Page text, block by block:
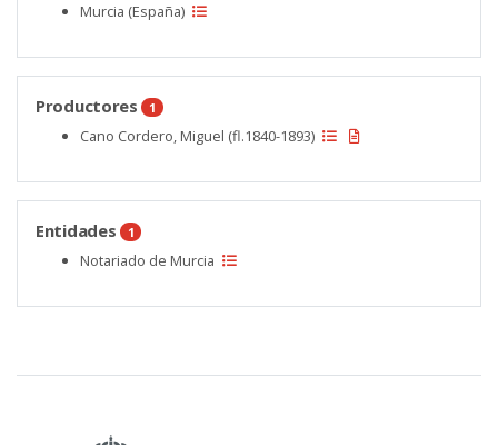
Murcia (España)
Productores 1
Cano Cordero, Miguel (fl.1840-1893)
Entidades 1
Notariado de Murcia